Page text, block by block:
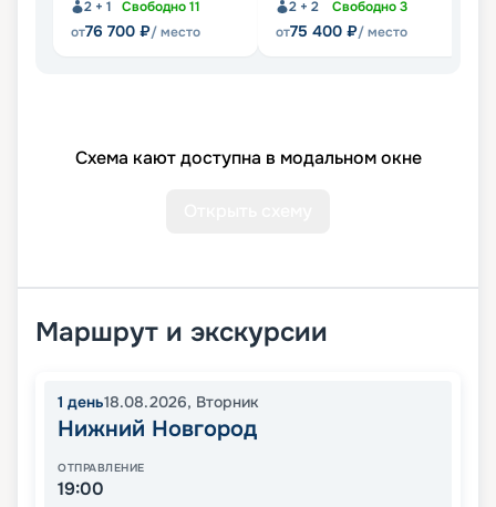
2 + 1 Свободно11
от76 700 ₽/ место
2 + 2 Свободно3
от75 400 ₽/ место
Схема кают доступна в модальном окне
Маршрут и экскурсии
1 день18.08.2026, Вторник
Нижний Новгород
ОТПРАВЛЕНИЕ
19:00